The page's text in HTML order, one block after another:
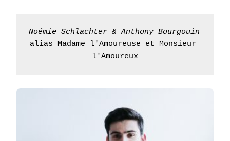
Noémie Schlachter & Anthony Bourgouin
alias Madame l'Amoureuse et Monsieur
l'Amoureux